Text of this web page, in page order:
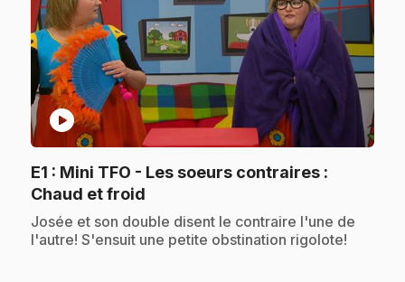
play_circle
E1 : Mini TFO - Les soeurs contraires :
Chaud et froid
.Josée et son double disent le contraire l'une de
l'autre! S'ensuit une petite obstination rigolote!